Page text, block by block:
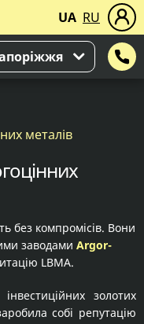
UA RU
металів
без компромісів. Вони
заводами Argor-
LBMA.
золотих
собі репутацію